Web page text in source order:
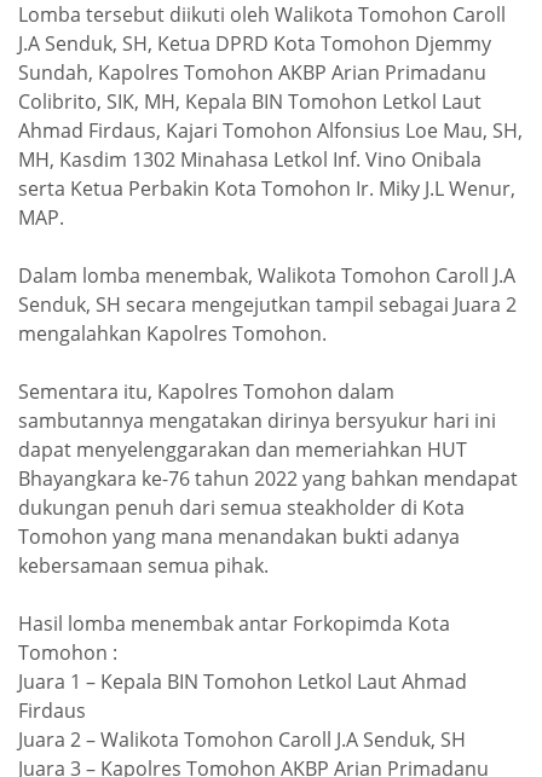
Lomba tersebut diikuti oleh Walikota Tomohon Caroll
J.A Senduk, SH, Ketua DPRD Kota Tomohon Djemmy
Sundah, Kapolres Tomohon AKBP Arian Primadanu
Colibrito, SIK, MH, Kepala BIN Tomohon Letkol Laut
Ahmad Firdaus, Kajari Tomohon Alfonsius Loe Mau, SH,
MH, Kasdim 1302 Minahasa Letkol Inf. Vino Onibala
serta Ketua Perbakin Kota Tomohon Ir. Miky J.L Wenur,
MAP.
Dalam lomba menembak, Walikota Tomohon Caroll J.A
Senduk, SH secara mengejutkan tampil sebagai Juara 2
mengalahkan Kapolres Tomohon.
Sementara itu, Kapolres Tomohon dalam
sambutannya mengatakan dirinya bersyukur hari ini
dapat menyelenggarakan dan memeriahkan HUT
Bhayangkara ke-76 tahun 2022 yang bahkan mendapat
dukungan penuh dari semua steakholder di Kota
Tomohon yang mana menandakan bukti adanya
kebersamaan semua pihak.
Hasil lomba menembak antar Forkopimda Kota
Tomohon :
Juara 1 – Kepala BIN Tomohon Letkol Laut Ahmad
Firdaus
Juara 2 – Walikota Tomohon Caroll J.A Senduk, SH
Juara 3 – Kapolres Tomohon AKBP Arian Primadanu